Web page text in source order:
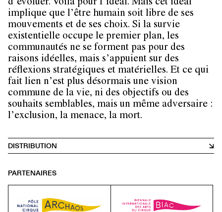
d’évoluer. Voilà pour l’idéal. Mais cet idéal
implique que l’être humain soit libre de ses
mouvements et de ses choix. Si la survie
existentielle occupe le premier plan, les
communautés ne se forment pas pour des
raisons idéelles, mais s’appuient sur des
réflexions stratégiques et matérielles. Et ce qui
fait lien n’est plus désormais une vision
commune de la vie, ni des objectifs ou des
souhaits semblables, mais un même adversaire :
l’exclusion, la menace, la mort.
DISTRIBUTION
PARTENAIRES